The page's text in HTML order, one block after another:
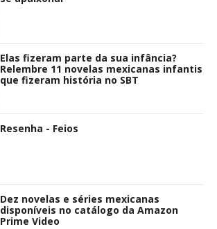
Elas fizeram parte da sua infância?
Relembre 11 novelas mexicanas infantis
que fizeram história no SBT
Resenha - Feios
Dez novelas e séries mexicanas
disponíveis no catálogo da Amazon
Prime Video